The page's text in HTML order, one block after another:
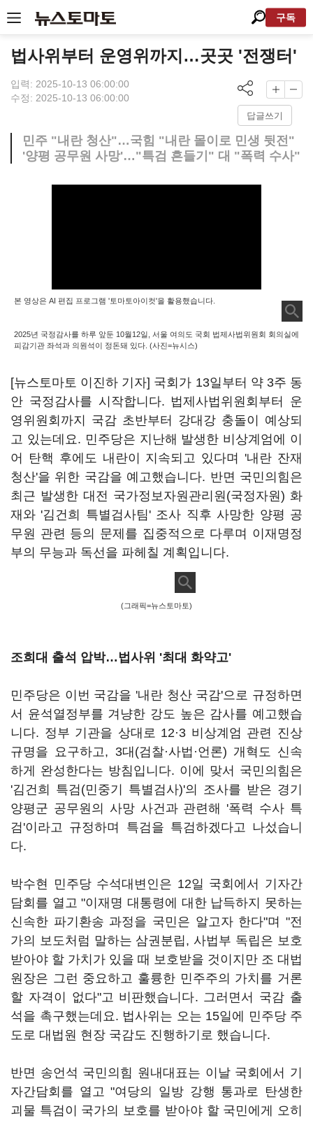
구독
법사위부터 운영위까지…곳곳 '전쟁터'
입력: 2025-10-13 06:00:00
수정: 2025-10-13 06:00:00
답글쓰기
민주 "내란 청산"…국힘 "내란 몰이로 민생 뒷전"
'양평 공무원 사망'…"특검 흔들기" 대 "폭력 수사"
본 영상은 AI 편집 프로그램 '토마토아이컷'을 활용했습니다.
2025년 국정감사를 하루 앞둔 10월12일, 서울 여의도 국회 법제사법위원회 회의실에
피감기관 좌석과 의원석이 정돈돼 있다. (사진=뉴시스)
[뉴스토마토 이진하 기자] 국회가 13일부터 약 3주 동
안 국정감사를 시작합니다. 법제사법위원회부터 운
영위원회까지 국감 초반부터 강대강 충돌이 예상되
고 있는데요. 민주당은 지난해 발생한 비상계엄에 이
어 탄핵 후에도 내란이 지속되고 있다며 '내란 잔재
청산'을 위한 국감을 예고했습니다. 반면 국민의힘은
최근 발생한 대전 국가정보자원관리원(국정자원) 화
재와 '김건희 특별검사팀' 조사 직후 사망한 양평 공
무원 관련 등의 문제를 집중적으로 다루며 이재명정
부의 무능과 독선을 파헤칠 계획입니다.
(그래픽=뉴스토마토)
조희대 출석 압박…법사위 '최대 화약고'
민주당은 이번 국감을 '내란 청산 국감'으로 규정하면
서 윤석열정부를 겨냥한 강도 높은 감사를 예고했습
니다. 정부 기관을 상대로 12·3 비상계엄 관련 진상
규명을 요구하고, 3대(검찰·사법·언론) 개혁도 신속
하게 완성한다는 방침입니다. 이에 맞서 국민의힘은
'김건희 특검(민중기 특별검사)'의 조사를 받은 경기
양평군 공무원의 사망 사건과 관련해 '폭력 수사 특
검'이라고 규정하며 특검을 특검하겠다고 나섰습니
다.
박수현 민주당 수석대변인은 12일 국회에서 기자간
담회를 열고 "이재명 대통령에 대한 납득하지 못하는
신속한 파기환송 과정을 국민은 알고자 한다"며 "전
가의 보도처럼 말하는 삼권분립, 사법부 독립은 보호
받아야 할 가치가 있을 때 보호받을 것이지만 조 대법
원장은 그런 중요하고 훌륭한 민주주의 가치를 거론
할 자격이 없다"고 비판했습니다. 그러면서 국감 출
석을 촉구했는데요. 법사위는 오는 15일에 민주당 주
도로 대법원 현장 국감도 진행하기로 했습니다.
반면 송언석 국민의힘 원내대표는 이날 국회에서 기
자간담회를 열고 "여당의 일방 강행 통과로 탄생한
괴물 특검이 국가의 보호를 받아야 할 국민에게 오히